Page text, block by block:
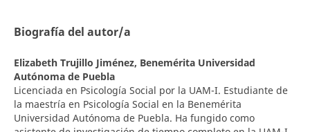
Biografía del autor/a
Elizabeth Trujillo Jiménez, Benemérita Universidad
Autónoma de Puebla
Licenciada en Psicología Social por la UAM-I. Estudiante de
la maestría en Psicología Social en la Benemérita
Universidad Autónoma de Puebla. Ha fungido como